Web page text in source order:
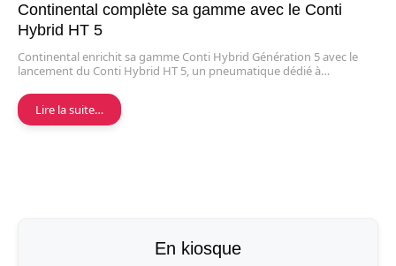
Continental complète sa gamme avec le Conti
Hybrid HT 5
Continental enrichit sa gamme Conti Hybrid Génération 5 avec le
lancement du Conti Hybrid HT 5, un pneumatique dédié à…
Lire la suite…
En kiosque